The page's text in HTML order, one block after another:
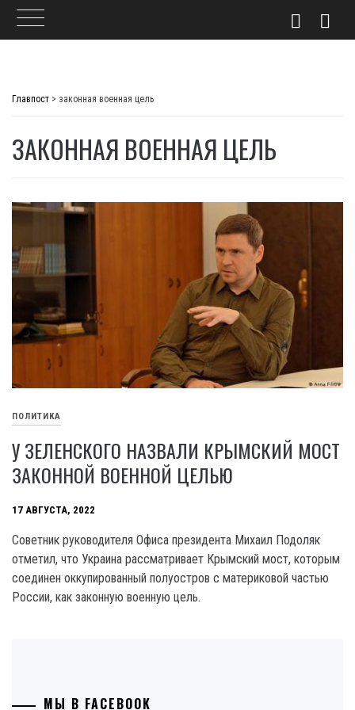
Главпост > законная военная цель
ЗАКОННАЯ ВОЕННАЯ ЦЕЛЬ
ПОЛИТИКА
У ЗЕЛЕНСКОГО НАЗВАЛИ КРЫМСКИЙ МОСТ
ЗАКОННОЙ ВОЕННОЙ ЦЕЛЬЮ
17 АВГУСТА, 2022
Советник руководителя Офиса президента Михаил Подоляк
отметил, что Украина рассматривает Крымский мост, которым
соединен оккупированный полуостров с материковой частью
России, как законную военную цель.
МЫ В FACEBOOK